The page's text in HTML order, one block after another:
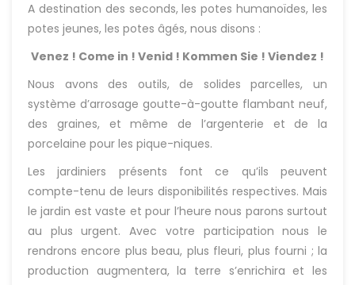
A destination des seconds, les potes humanoïdes, les
potes jeunes, les potes âgés, nous disons :
Venez ! Come in ! Venid ! Kommen Sie ! Viendez !
Nous avons des outils, de solides parcelles, un
système d’arrosage goutte-à-goutte flambant neuf,
des graines, et même de l’argenterie et de la
porcelaine pour les pique-niques.
Les jardiniers présents font ce qu’ils peuvent
compte-tenu de leurs disponibilités respectives. Mais
le jardin est vaste et pour l’heure nous parons surtout
au plus urgent. Avec votre participation nous le
rendrons encore plus beau, plus fleuri, plus fourni ; la
production augmentera, la terre s’enrichira et les